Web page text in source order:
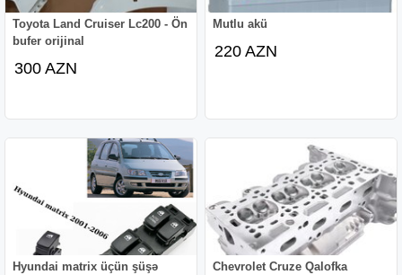
Toyota Land Cruiser Lc200 - Ön
bufer orijinal
300 AZN
Mutlu akü
220 AZN
Hyundai matrix üçün şüşə
Chevrolet Cruze Qalofka